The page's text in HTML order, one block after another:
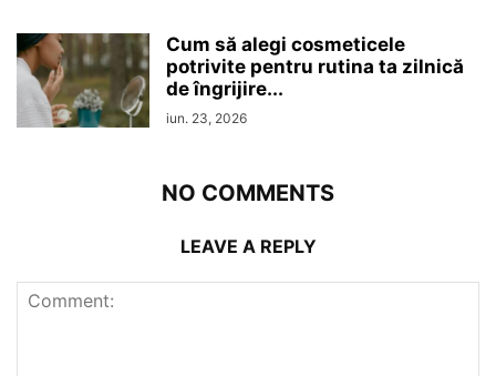
Cum să alegi cosmeticele
potrivite pentru rutina ta zilnică
de îngrijire...
iun. 23, 2026
NO COMMENTS
LEAVE A REPLY